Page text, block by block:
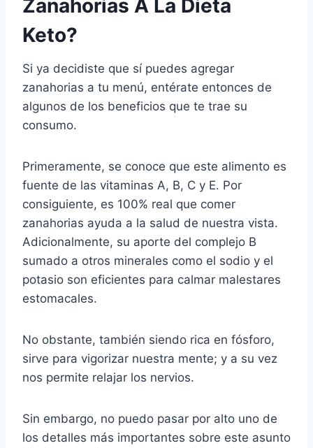
Zanahorias A La Dieta
Keto?
Si ya decidiste que sí puedes agregar
zanahorias a tu menú, entérate entonces de
algunos de los beneficios que te trae su
consumo.
Primeramente, se conoce que este alimento es
fuente de las vitaminas A, B, C y E. Por
consiguiente, es 100% real que comer
zanahorias ayuda a la salud de nuestra vista.
Adicionalmente, su aporte del complejo B
sumado a otros minerales como el sodio y el
potasio son eficientes para calmar malestares
estomacales.
No obstante, también siendo rica en fósforo,
sirve para vigorizar nuestra mente; y a su vez
nos permite relajar los nervios.
Sin embargo, no puedo pasar por alto uno de
los detalles más importantes sobre este asunto